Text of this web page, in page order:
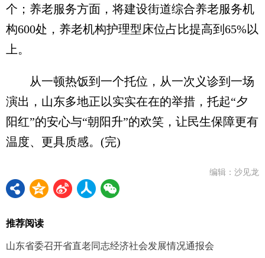
个；养老服务方面，将建设街道综合养老服务机
构600处，养老机构护理型床位占比提高到65%以
上。
从一顿热饭到一个托位，从一次义诊到一场
演出，山东多地正以实实在在的举措，托起“夕
阳红”的安心与“朝阳升”的欢笑，让民生保障更有
温度、更具质感。(完)
编辑：沙见龙
推荐阅读
山东省委召开省直老同志经济社会发展情况通报会